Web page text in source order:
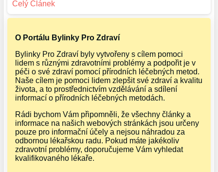
O Portálu Bylinky Pro Zdraví
Bylinky Pro Zdraví byly vytvořeny s cílem pomoci
lidem s různými zdravotními problémy a podpořit je v
péči o své zdraví pomocí přírodních léčebných metod.
Naše cílem je pomoci lidem zlepšit své zdraví a kvalitu
života, a to prostřednictvím vzdělávání a sdílení
informací o přírodních léčebných metodách.
Rádi bychom Vám připomněli, že všechny články a
informace na našich webových stránkách jsou určeny
pouze pro informační účely a nejsou náhradou za
odbornou lékařskou radu. Pokud máte jakékoliv
zdravotní problémy, doporučujeme Vám vyhledat
kvalifikovaného lékaře.